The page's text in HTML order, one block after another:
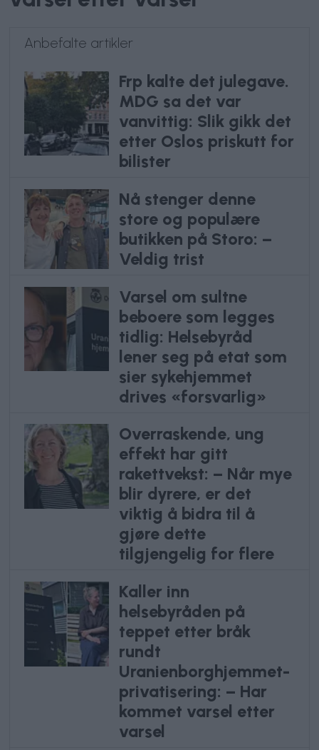
Anbefalte artikler
Frp kalte det julegave.
MDG sa det var
vanvittig: Slik gikk det
etter Oslos priskutt for
bilister
Nå stenger denne
store og populære
butikken på Storo: –
Veldig trist
Varsel om sultne
beboere som legges
tidlig: Helsebyråd
lener seg på etat som
sier sykehjemmet
drives «forsvarlig»
Overraskende, ung
effekt har gitt
rakettvekst: – Når mye
blir dyrere, er det
viktig å bidra til å
gjøre dette
tilgjengelig for flere
Kaller inn
helsebyråden på
teppet etter bråk
rundt
Uranienborghjemmet-
privatisering: – Har
kommet varsel etter
varsel